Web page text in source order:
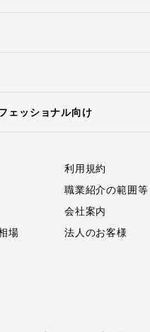
ェッショナル向け
利用規約
職業紹介の範囲等
会社案内
場
法人のお客様